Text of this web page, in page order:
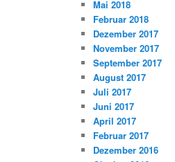
Mai 2018
Februar 2018
Dezember 2017
November 2017
September 2017
August 2017
Juli 2017
Juni 2017
April 2017
Februar 2017
Dezember 2016